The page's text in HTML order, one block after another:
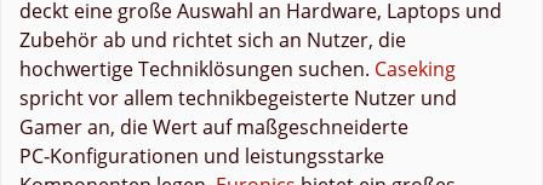
deckt eine große Auswahl an Hardware, Laptops und
Zubehör ab und richtet sich an Nutzer, die
hochwertige Techniklösungen suchen. Caseking
spricht vor allem technikbegeisterte Nutzer und
Gamer an, die Wert auf maßgeschneiderte
PC‑Konfigurationen und leistungsstarke